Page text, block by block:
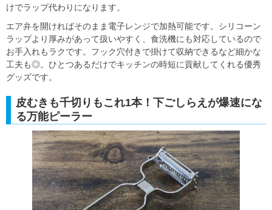
けでラップ代わりになります。
エア弁を開ければそのまま電子レンジで加熱可能です。シリコーン
ラップより厚みがあって扱いやすく、食洗機にも対応しているので
お手入れもラクです。フック穴付きで掛けて収納できるなど細かな
工夫も◎。ひとつあるだけでキッチンの時短に貢献してくれる優秀
グッズです。
皮むきも千切りもこれ1本！下ごしらえが爆速にな
る万能ピーラー